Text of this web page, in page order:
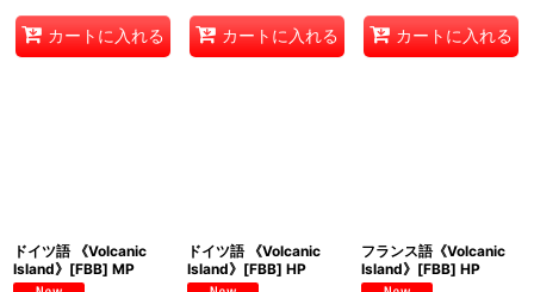
カートに入れる カートに入れる カートに入れる
ドイツ語 《Volcanic
Island》[FBB] MP
ドイツ語 《Volcanic
Island》[FBB] HP
フランス語《Volcanic
Island》[FBB] HP